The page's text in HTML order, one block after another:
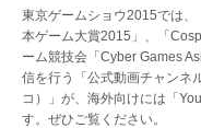
東京ゲームショウ2015では
本ゲーム大賞2015」、「
ーム競技会「Cyber Games
信を行う「公式動画チャンネ
コ）」が、海外向けには「
す。ぜひご覧ください。